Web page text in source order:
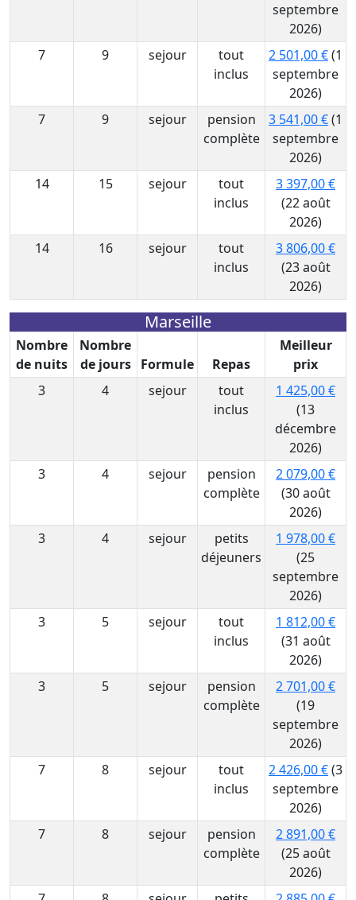
septembre
2026)
7
9 sejour
tout
inclus
2 501,00 €(1
septembre
2026)
7
9 sejour
pension
complète
3 541,00 €(1
septembre
2026)
14
15 sejour
tout
inclus
3 397,00 €
(22 août
2026)
14
16 sejour
tout
inclus
3 806,00 €
(23 août
2026)
Marseille
Nombre
de nuits
Nombre
de jours
Formule Repas
Meilleur
prix
3
4 sejour
tout
inclus
1 425,00 €
(13
décembre
2026)
3
4 sejour
pension
complète
2 079,00 €
(30 août
2026)
3
4 sejour
petits
déjeuners
1 978,00 €
(25
septembre
2026)
3
5 sejour
tout
inclus
1 812,00 €
(31 août
2026)
3
5 sejour
pension
complète
2 701,00 €
(19
septembre
2026)
7
8 sejour
tout
inclus
2 426,00 €(3
septembre
2026)
7
8 sejour
pension
complète
2 891,00 €
(25 août
2026)